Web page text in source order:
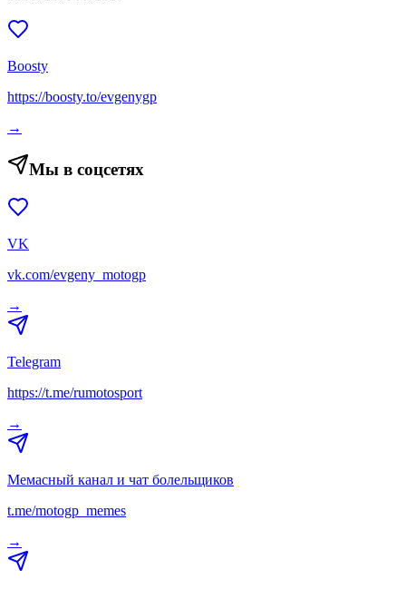
Boosty
https://boosty.to/evgenygp
→
Мы в соцсетях
VK
vk.com/evgeny_motogp
→
Telegram
https://t.me/rumotosport
→
Мемасный канал и чат болельщиков
t.me/motogp_memes
→